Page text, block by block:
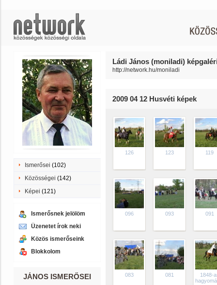
Ismerősei (102)
Közösségei (142)
Képei (121)
Ismerősnek jelölöm
Üzenetet írok neki
Közös ismerőseink
Blokkolom
JÁNOS ISMERŐSEI
Ládi János (moniladi)
http://network.hu/moniladi
2009 04 12 Husvéti képek
126 123 119
096 093 091
083 081
1848-